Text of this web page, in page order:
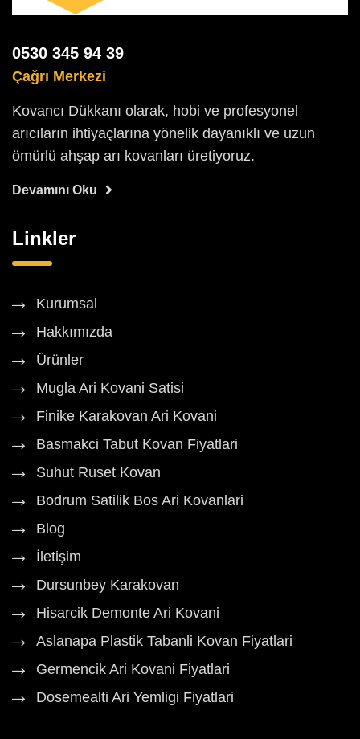
0530 345 94 39
Çağrı Merkezi
Kovancı Dükkanı olarak, hobi ve profesyonel
arıcıların ihtiyaçlarına yönelik dayanıklı ve uzun
ömürlü ahşap arı kovanları üretiyoruz.
Devamını Oku
Linkler
Kurumsal
Hakkımızda
Ürünler
Mugla Ari Kovani Satisi
Finike Karakovan Ari Kovani
Basmakci Tabut Kovan Fiyatlari
Suhut Ruset Kovan
Bodrum Satilik Bos Ari Kovanlari
Blog
İletişim
Dursunbey Karakovan
Hisarcik Demonte Ari Kovani
Aslanapa Plastik Tabanli Kovan Fiyatlari
Germencik Ari Kovani Fiyatlari
Dosemealti Ari Yemligi Fiyatlari